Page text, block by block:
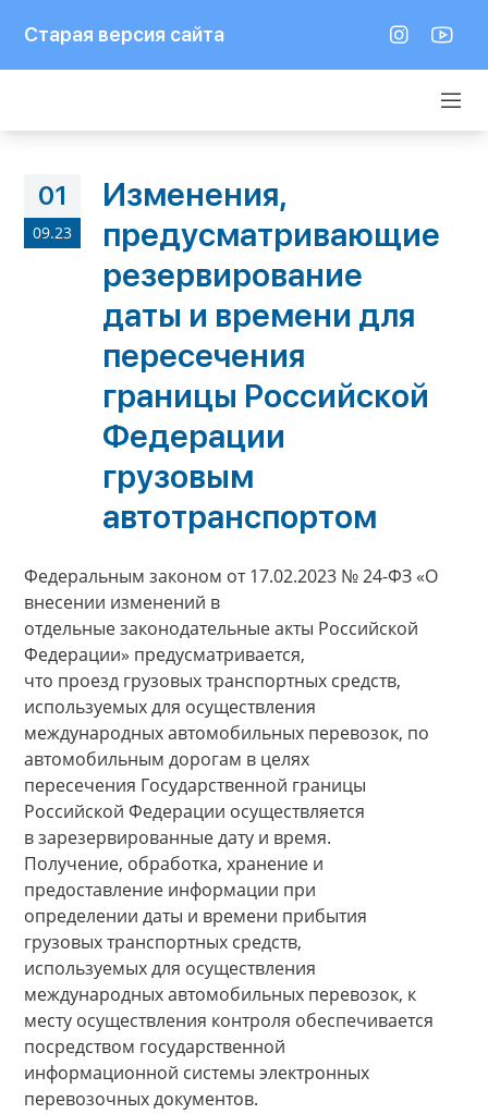
Старая версия сайта
01
09.23
Изменения,
предусматривающие
резервирование
даты и времени для
пересечения
границы Российской
Федерации
грузовым
автотранспортом
Федеральным законом от 17.02.2023 № 24-ФЗ «О
внесении изменений в
отдельные законодательные акты Российской
Федерации» предусматривается,
что проезд грузовых транспортных средств,
используемых для осуществления
международных автомобильных перевозок, по
автомобильным дорогам в целях
пересечения Государственной границы
Российской Федерации осуществляется
в зарезервированные дату и время.
Получение, обработка, хранение и
предоставление информации при
определении даты и времени прибытия
грузовых транспортных средств,
используемых для осуществления
международных автомобильных перевозок, к
месту осуществления контроля обеспечивается
посредством государственной
информационной системы электронных
перевозочных документов.